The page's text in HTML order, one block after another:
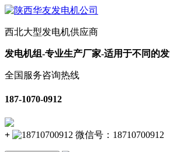
西北大型发电机供应商
发电机组-专业生产厂家-适用于不同的
全国服务咨询热线
187-1070-0912
+ 微信号： 18710700912